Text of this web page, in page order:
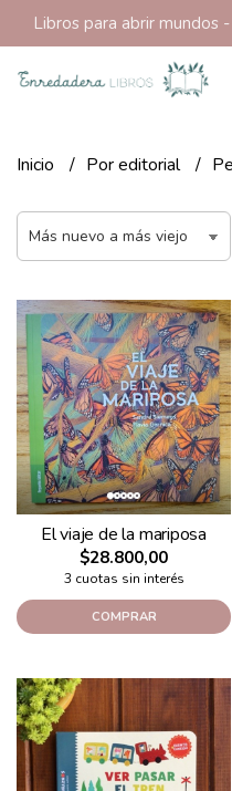
Libros para abrir mundos
Inicio Por editorial
El viaje de la mariposa
$28.800,00
3 cuotas sin interés
COMPRAR